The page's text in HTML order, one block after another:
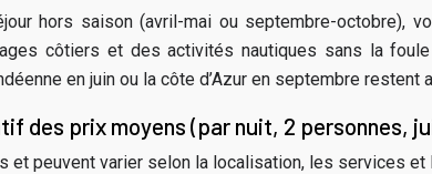
hors saison (avril-mai ou septembre-octobre),
côtiers et des activités nautiques sans la
en juin ou la côte d’Azur en septembre restent
des prix moyens (par nuit, 2 personnes,
et peuvent varier selon la localisation, les services et